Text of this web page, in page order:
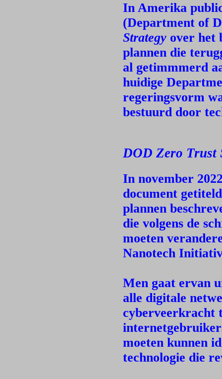
In Amerika
(Department of
Strategy over het
plannen die
al getimmmerd
huidige
regeringsvorm
bestuurd door
DOD Zero Trust
In november
document
plannen
die volgens de
moeten
Nanotech
Men gaat ervan
alle digitale
cyberveerkracht
moeten kunnen
technologie die